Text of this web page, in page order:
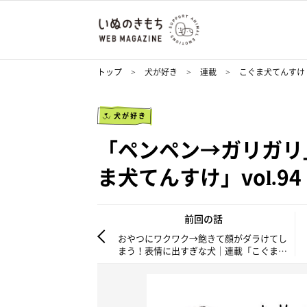
トップ 犬が好き 連載 こぐま犬てんすけ
犬が好き
「ペンペン→ガリガ
ま犬てんすけ」vol.94
前回の話
おやつにワクワク→飽きて顔がダラけてし
まう！表情に出すぎな犬｜連載「こぐま犬